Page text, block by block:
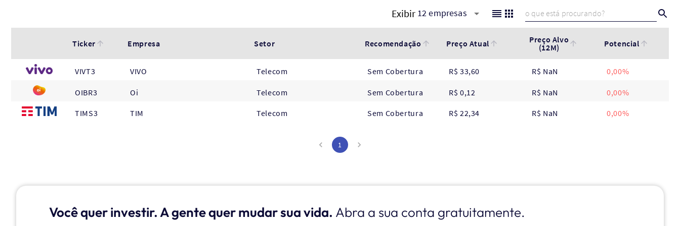
Exibir 12 empresas
Ticker Empresa Setor Recomendação Preço Atual
Preço Alvo
(12M)
Potencial
VIVT3 VIVO Telecom Sem Cobertura R$ 33,60 R$ NaN 0,00%
OIBR3 Oi Telecom Sem Cobertura R$ 0,12 R$ NaN 0,00%
TIMS3 TIM Telecom Sem Cobertura R$ 22,34 R$ NaN 0,00%
1
Você quer investir. A gente quer mudar sua vida. Abra a sua conta gratuitamente.